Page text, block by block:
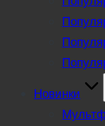
Новинки